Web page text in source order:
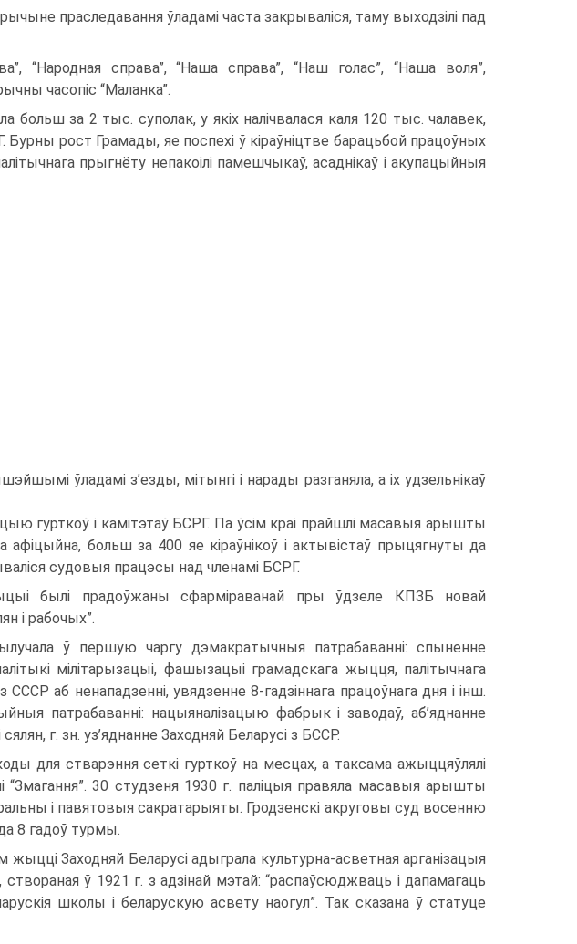
праследавання ўладамі часта закрываліся, таму выходзілі пад
“Народная справа”, “Наша справа”, “Наш голас”, “Наша воля”,
часопіс “Маланка”.
больш за 2 тыс. суполак, у якіх налічвалася каля 120 тыс. чалавек,
Бурны рост Грамады, яе поспехі ў кіраўніцтве барацьбой працоўных
прыгнёту непакоілі памешчыкаў, асаднікаў і акупацыйныя
ўладамі з’езды, мітынгі і нарады разганяла, а іх удзельнікаў
гурткоў і камітэтаў БСРГ. Па ўсім краі прайшлі масавыя арышты
афіцыйна, больш за 400 яе кіраўнікоў і актывістаў прыцягнуты да
судовыя працэсы над членамі БСРГ.
былі прадоўжаны сфарміраванай пры ўдзеле КПЗБ новай
і рабочых”.
ў першую чаргу дэмакратычныя патрабаванні: спыненне
мілітарызацыі, фашызацыі грамадскага жыцця, палітычнага
аб ненападзенні, увядзенне 8-гадзіннага працоўнага дня і інш.
патрабаванні: нацыяналізацыю фабрык і заводаў, аб’яднанне
г. зн. уз’яднанне Заходняй Беларусі з БССР.
для стварэння сеткі гурткоў на месцах, а таксама ажыццяўлялі
30 студзеня 1930 г. паліцыя правяла масавыя арышты
і павятовыя сакратарыяты. Гродзенскі акруговы суд восенню
да 8 гадоў турмы.
Заходняй Беларусі адыграла культурна-асветная арганізацыя
ў 1921 г. з адзінай мэтай: “распаўсюджваць і дапамагаць
школы і беларускую асвету наогул”. Так сказана ў статуце